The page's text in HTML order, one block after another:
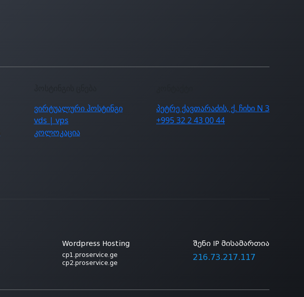
ვირტუალური ჰოსტინგი
vds | vps
კოლოკაცია
პეტრე ქავთარაძის, ქ. ჩიხი N 3
+995 32 2 43 00 44
Wordpress Hosting
cp1.proservice.ge
cp2.proservice.ge
შენი IP მისამართია
216.73.217.117